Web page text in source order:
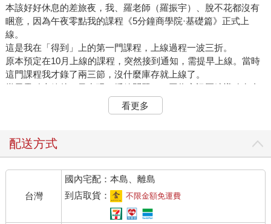
本該好好休息的差旅夜，我、羅老師（羅振宇）、脫不花都沒有
睏意，因為午夜零點我的課程《5分鐘商學院·基礎篇》正式上
線。
這是我在「得到」上的第一門課程，上線過程一波三折。
原本預定在10月上線的課程，突然接到通知，需提早上線。當時
這門課程我才錄了兩三節，沒什麼庫存就上線了。
當天零點上線後，又出現了播放問題——因為音訊壓縮導致有金
屬音。我馬上拿出隨身攜帶的錄音筆，重新錄了一遍，更換了音
訊，折騰到淩晨一兩點才最終完成。
訂閱了《5分鐘商學院》。
個要花一整年交付的承諾。
2016年，是非常辛苦的一年。我有半年以上的時間都在出差的路
上，剩餘時間，每天都要花14個小時來做《5分鐘商學院》。
但是，一切都有了回報。一年後，這門課程已經有了14萬名學
員。
看更多
配送方式
台灣
國內宅配：本島、離島
到店取貨：
不限金額免運費